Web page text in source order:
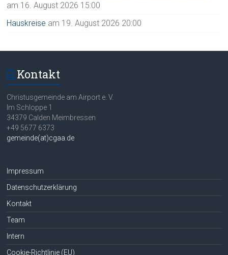
am 16. August 2026 15:00
Hauskreise am 19. August 2026 20:00
Kontakt
Christusgemeinde am Airport e. V.
Im Schloppe 1
34379 Calden Meimbressen
+49 5677 6373
gemeinde(at)cgaa.de
Impressum
Datenschutzerklärung
Kontakt
Team
Intern
Cookie-Richtlinie (EU)